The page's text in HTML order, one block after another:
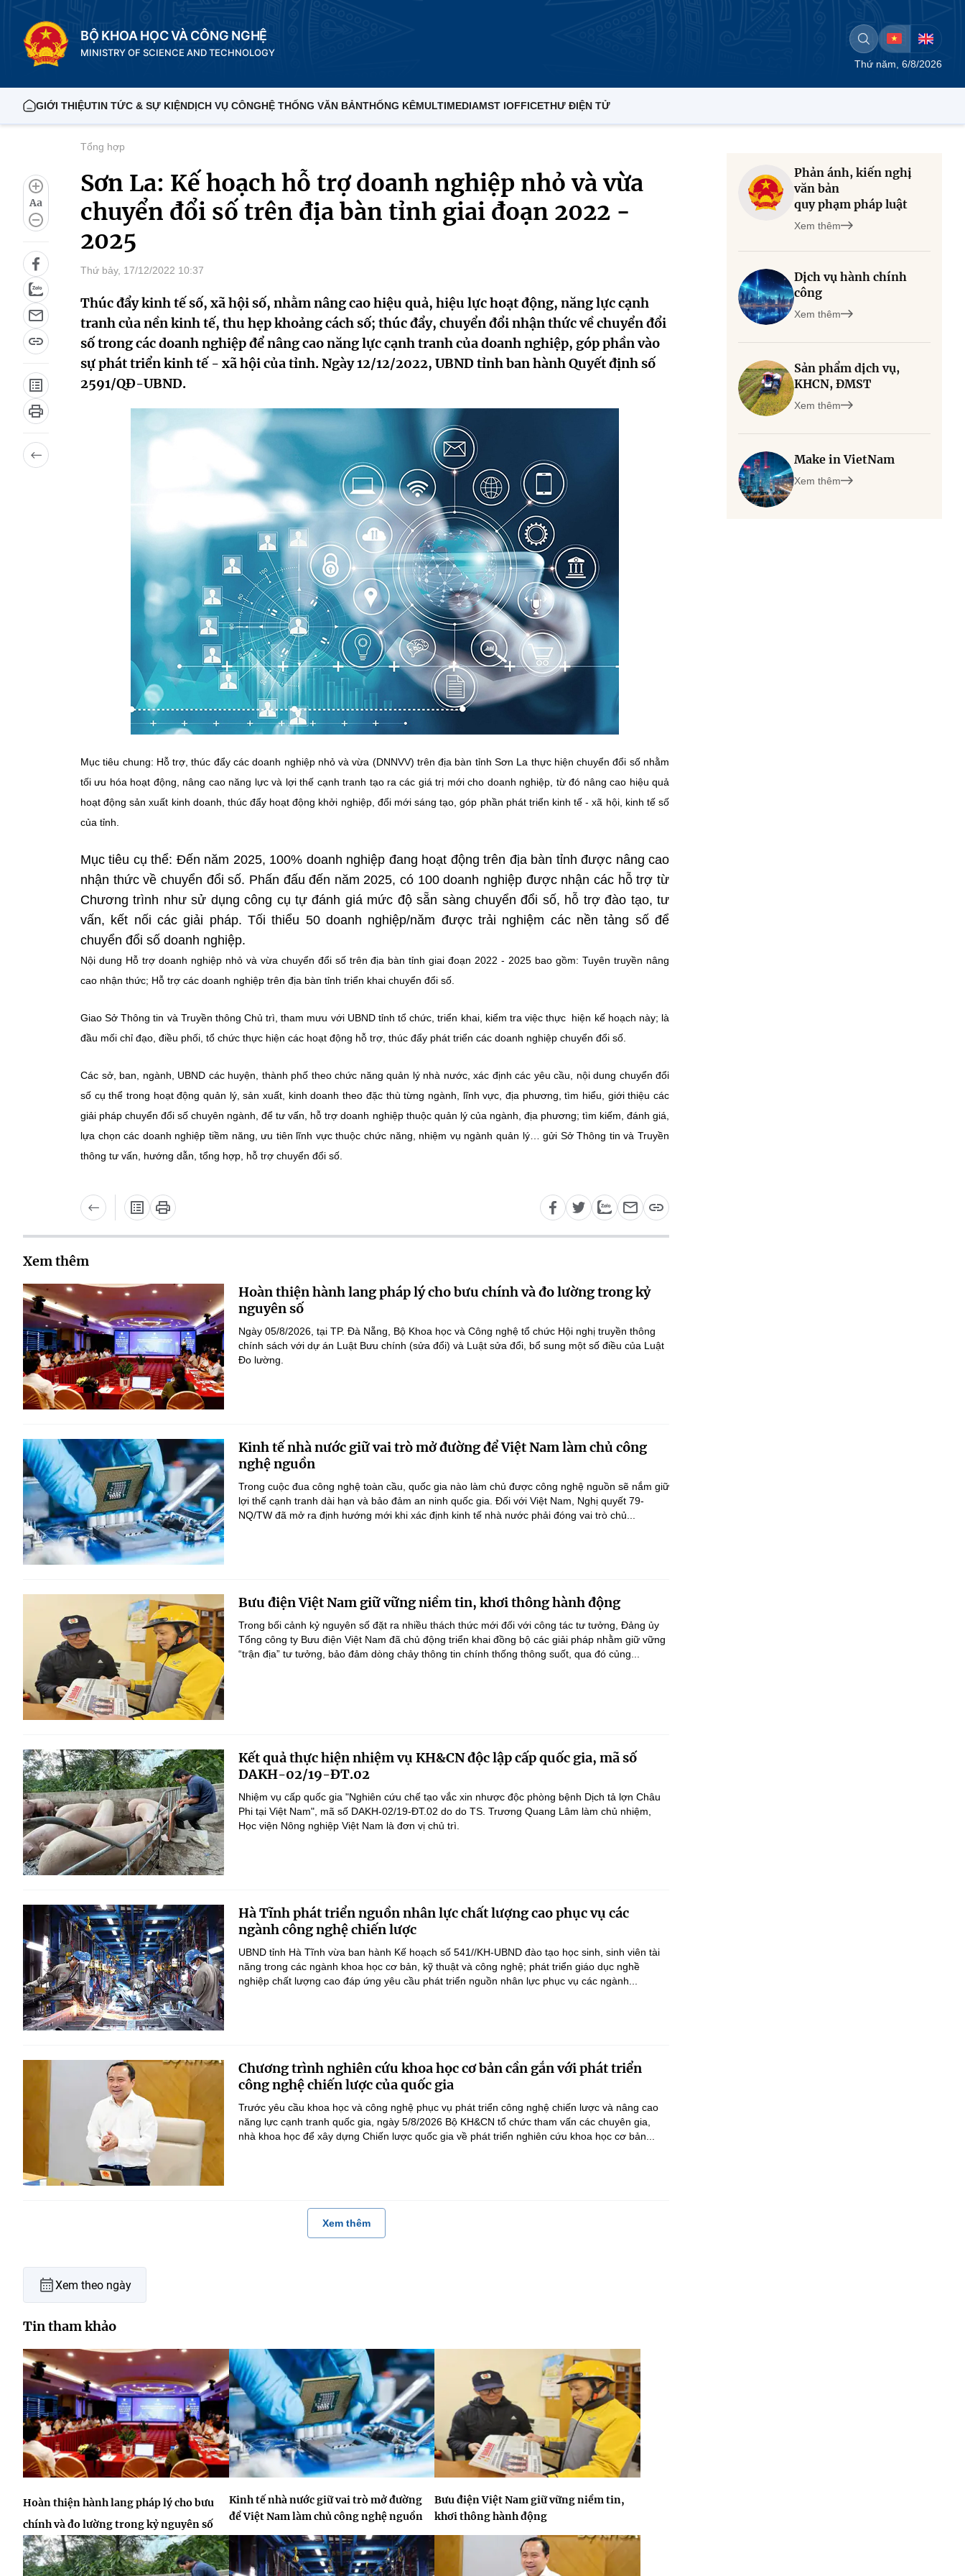
BỘ KHOA HỌC VÀ CÔNG NGHỆ
MINISTRY OF SCIENCE AND TECHNOLOGY
Thứ năm, 6/8/2026
GIỚI THIỆUTIN TỨC & SỰ KIỆNDỊCH VỤ CÔNGHỆ THỐNG VĂN BẢNTHỐNG KÊMULTIMEDIAMST IOFFICETHƯ ĐIỆN TỬ
Aa
Tổng hợp
Sơn La: Kế hoạch hỗ trợ doanh nghiệp nhỏ và vừa
chuyển đổi số trên địa bàn tỉnh giai đoạn 2022 -
2025
Thứ bảy, 17/12/2022 10:37
Thúc đẩy kinh tế số, xã hội số, nhằm nâng cao hiệu quả, hiệu lực hoạt động, năng lực cạnh
tranh của nền kinh tế, thu hẹp khoảng cách số; thúc đẩy, chuyển đổi nhận thức về chuyển đổi
số trong các doanh nghiệp để nâng cao năng lực cạnh tranh của doanh nghiệp, góp phần vào
sự phát triển kinh tế - xã hội của tỉnh. Ngày 12/12/2022, UBND tỉnh ban hành Quyết định số
2591/QĐ-UBND.
Mục tiêu chung: Hỗ trợ, thúc đẩy các doanh nghiệp nhỏ và vừa (DNNVV) trên địa bàn tỉnh Sơn La thực hiện chuyển đổi số nhằm
tối ưu hóa hoạt động, nâng cao năng lực và lợi thế cạnh tranh tạo ra các giá trị mới cho doanh nghiệp, từ đó nâng cao hiệu quả
hoạt động sản xuất kinh doanh, thúc đẩy hoạt động khởi nghiệp, đổi mới sáng tạo, góp phần phát triển kinh tế - xã hội, kinh tế số
của tỉnh.
Mục tiêu cụ thể: Đến năm 2025, 100% doanh nghiệp đang hoạt động trên địa bàn tỉnh được nâng cao
nhận thức về chuyển đổi số. Phấn đấu đến năm 2025, có 100 doanh nghiệp được nhận các hỗ trợ từ
Chương trình như sử dụng công cụ tự đánh giá mức độ sẵn sàng chuyển đổi số, hỗ trợ đào tạo, tư
vấn, kết nối các giải pháp. Tối thiểu 50 doanh nghiệp/năm được trải nghiệm các nền tảng số để
chuyển đổi số doanh nghiệp.
Nội dung Hỗ trợ doanh nghiệp nhỏ và vừa chuyển đổi số trên địa bàn tỉnh giai đoạn 2022 - 2025 bao gồm: Tuyên truyền nâng
cao nhận thức; Hỗ trợ các doanh nghiệp trên địa bàn tỉnh triển khai chuyển đổi số.
Giao Sở Thông tin và Truyền thông Chủ trì, tham mưu với UBND tỉnh tổ chức, triển khai, kiểm tra việc thực hiện kế hoạch này; là
đầu mối chỉ đạo, điều phối, tổ chức thực hiện các hoạt động hỗ trợ, thúc đẩy phát triển các doanh nghiệp chuyển đổi số.
Các sở, ban, ngành, UBND các huyện, thành phố theo chức năng quản lý nhà nước, xác định các yêu cầu, nội dung chuyển đổi
số cụ thể trong hoạt động quản lý, sản xuất, kinh doanh theo đặc thù từng ngành, lĩnh vực, địa phương, tìm hiểu, giới thiệu các
giải pháp chuyển đổi số chuyên ngành, để tư vấn, hỗ trợ doanh nghiệp thuộc quản lý của ngành, địa phương; tìm kiếm, đánh giá,
lựa chọn các doanh nghiệp tiềm năng, ưu tiên lĩnh vực thuộc chức năng, nhiệm vụ ngành quản lý… gửi Sở Thông tin và Truyền
thông tư vấn, hướng dẫn, tổng hợp, hỗ trợ chuyển đổi số.
Xem thêm
Hoàn thiện hành lang pháp lý cho bưu chính và đo lường trong kỷ
nguyên số
Ngày 05/8/2026, tại TP. Đà Nẵng, Bộ Khoa học và Công nghệ tổ chức Hội nghị truyền thông
chính sách với dự án Luật Bưu chính (sửa đổi) và Luật sửa đổi, bổ sung một số điều của Luật
Đo lường.
Kinh tế nhà nước giữ vai trò mở đường để Việt Nam làm chủ công
nghệ nguồn
Trong cuộc đua công nghệ toàn cầu, quốc gia nào làm chủ được công nghệ nguồn sẽ nắm giữ
lợi thế cạnh tranh dài hạn và bảo đảm an ninh quốc gia. Đối với Việt Nam, Nghị quyết 79-
NQ/TW đã mở ra định hướng mới khi xác định kinh tế nhà nước phải đóng vai trò chủ...
Bưu điện Việt Nam giữ vững niềm tin, khơi thông hành động
Trong bối cảnh kỷ nguyên số đặt ra nhiều thách thức mới đối với công tác tư tưởng, Đảng ủy
Tổng công ty Bưu điện Việt Nam đã chủ động triển khai đồng bộ các giải pháp nhằm giữ vững
“trận địa” tư tưởng, bảo đảm dòng chảy thông tin chính thống thông suốt, qua đó củng...
Kết quả thực hiện nhiệm vụ KH&CN độc lập cấp quốc gia, mã số
DAKH-02/19-ĐT.02
Nhiệm vụ cấp quốc gia "Nghiên cứu chế tạo vắc xin nhược độc phòng bệnh Dịch tả lợn Châu
Phi tại Việt Nam", mã số DAKH-02/19-ĐT.02 do do TS. Trương Quang Lâm làm chủ nhiệm,
Học viện Nông nghiệp Việt Nam là đơn vị chủ trì.
Hà Tĩnh phát triển nguồn nhân lực chất lượng cao phục vụ các
ngành công nghệ chiến lược
UBND tỉnh Hà Tĩnh vừa ban hành Kế hoạch số 541//KH-UBND đào tạo học sinh, sinh viên tài
năng trong các ngành khoa học cơ bản, kỹ thuật và công nghệ; phát triển giáo dục nghề
nghiệp chất lượng cao đáp ứng yêu cầu phát triển nguồn nhân lực phục vụ các ngành...
Chương trình nghiên cứu khoa học cơ bản cần gắn với phát triển
công nghệ chiến lược của quốc gia
Trước yêu cầu khoa học và công nghệ phục vụ phát triển công nghệ chiến lược và nâng cao
năng lực cạnh tranh quốc gia, ngày 5/8/2026 Bộ KH&CN tổ chức tham vấn các chuyên gia,
nhà khoa học để xây dựng Chiến lược quốc gia về phát triển nghiên cứu khoa học cơ bản...
Xem thêm
Xem theo ngày
Tin tham khảo
Hoàn thiện hành lang pháp lý cho bưu
chính và đo lường trong kỷ nguyên số
Kinh tế nhà nước giữ vai trò mở đường
để Việt Nam làm chủ công nghệ nguồn
Bưu điện Việt Nam giữ vững niềm tin,
khơi thông hành động
Phản ánh, kiến nghị
văn bản
quy phạm pháp luật
Xem thêm
Dịch vụ hành chính
công
Xem thêm
Sản phẩm dịch vụ,
KHCN, ĐMST
Xem thêm
Make in VietNam
Xem thêm